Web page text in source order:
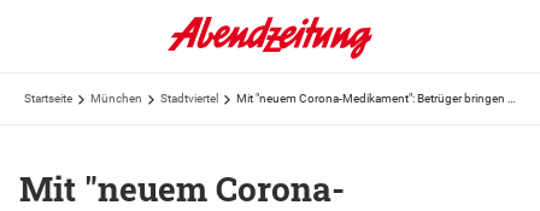
Startseite München Stadtviertel
Mit "neuem Corona-